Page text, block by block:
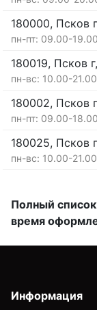
180000, Псков
пн-пт: 09.00-
180019, Псков
пн-вс: 10.00-21.00
180002, Псков
пн-пт: 09.00-
180025, Псков
пн-вс: 10.00-21.00
Полный
время
Информация